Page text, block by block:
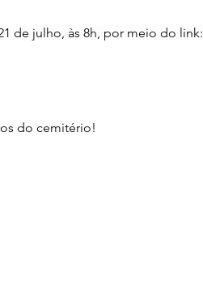
de julho, às 8h, por meio do link:
do cemitério!